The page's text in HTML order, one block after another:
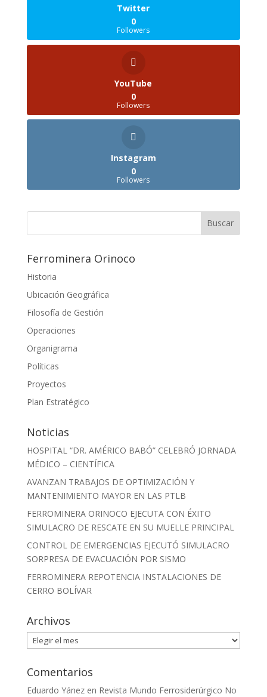
Twitter
0
Followers
YouTube
0
Followers
Instagram
0
Followers
Ferrominera Orinoco
Historia
Ubicación Geográfica
Filosofía de Gestión
Operaciones
Organigrama
Políticas
Proyectos
Plan Estratégico
Noticias
HOSPITAL “DR. AMÉRICO BABÓ” CELEBRÓ JORNADA
MÉDICO – CIENTÍFICA
AVANZAN TRABAJOS DE OPTIMIZACIÓN Y
MANTENIMIENTO MAYOR EN LAS PTLB
FERROMINERA ORINOCO EJECUTA CON ÉXITO
SIMULACRO DE RESCATE EN SU MUELLE PRINCIPAL
CONTROL DE EMERGENCIAS EJECUTÓ SIMULACRO
SORPRESA DE EVACUACIÓN POR SISMO
FERROMINERA REPOTENCIA INSTALACIONES DE
CERRO BOLÍVAR
Archivos
Archivos
Comentarios
Eduardo Yánezen Revista Mundo Ferrosiderúrgico No